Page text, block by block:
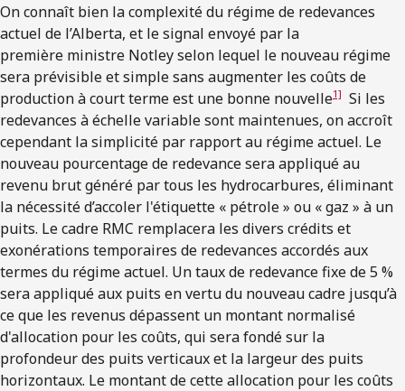
On connaît bien la complexité du régime de redevances
actuel de l’Alberta, et le signal envoyé par la
première ministre Notley selon lequel le nouveau régime
sera prévisible et simple sans augmenter les coûts de
production à court terme est une bonne nouvelle1] Si les
redevances à échelle variable sont maintenues, on accroît
cependant la simplicité par rapport au régime actuel. Le
nouveau pourcentage de redevance sera appliqué au
revenu brut généré par tous les hydrocarbures, éliminant
la nécessité d’accoler l'étiquette « pétrole » ou « gaz » à un
puits. Le cadre RMC remplacera les divers crédits et
exonérations temporaires de redevances accordés aux
termes du régime actuel. Un taux de redevance fixe de 5 %
sera appliqué aux puits en vertu du nouveau cadre jusqu’à
ce que les revenus dépassent un montant normalisé
d'allocation pour les coûts, qui sera fondé sur la
profondeur des puits verticaux et la largeur des puits
horizontaux. Le montant de cette allocation pour les coûts